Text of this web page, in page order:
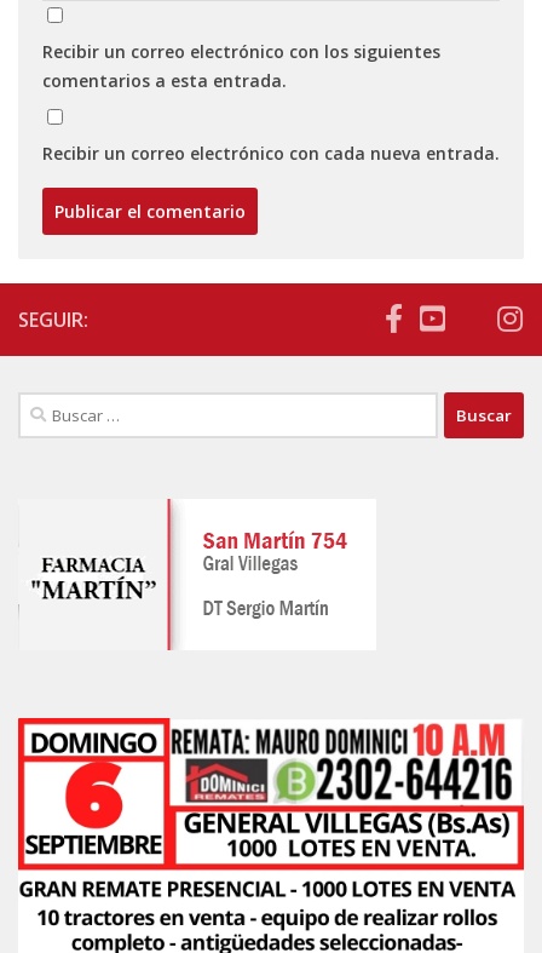
Recibir un correo electrónico con los siguientes
comentarios a esta entrada.
Recibir un correo electrónico con cada nueva entrada.
SEGUIR:
Buscar: